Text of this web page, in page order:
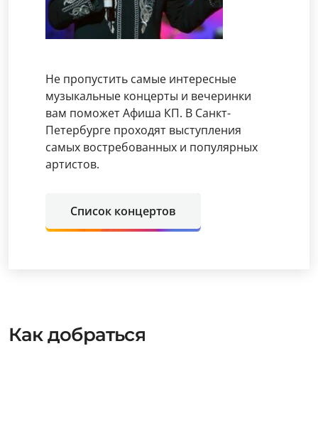
Не пропустить самые интересные
музыкальные концерты и вечеринки
вам поможет Афиша КП. В Санкт-
Петербурге проходят выступления
самых востребованных и популярных
артистов.
Список концертов
Как добраться